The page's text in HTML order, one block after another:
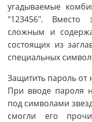
угадываемые
"123456". Вместо
сложным и
состоящих из
специальных
Защитить пароль от
При вводе пароля
под символами
смогли его